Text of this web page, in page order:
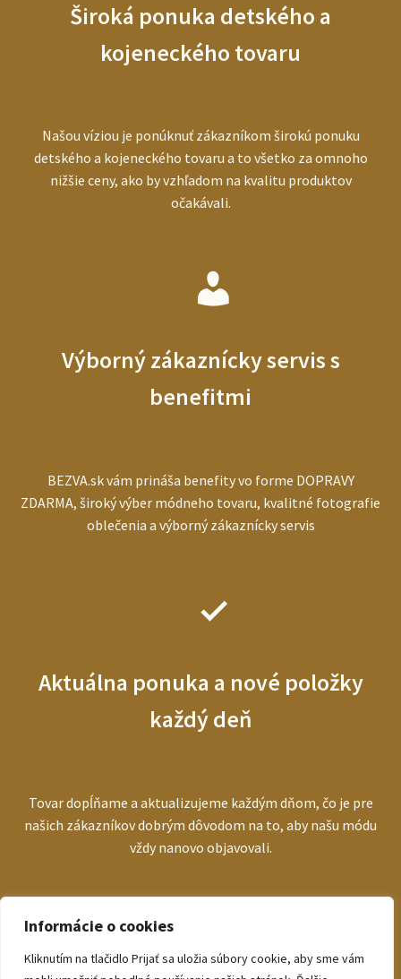
Informácie o cookies
Kliknutím na tlačidlo Prijať sa uložia súbory cookie, aby sme vám
Široká ponuka detského a
kojeneckého tovaru
Našou víziou je ponúknuť zákazníkom širokú ponuku
detského a kojeneckého tovaru a to všetko za omnoho
nižšie ceny, ako by vzhľadom na kvalitu produktov
očakávali.
Výborný zákaznícky servis s
benefitmi
BEZVA.sk vám prináša benefity vo forme DOPRAVY
ZDARMA, široký výber módneho tovaru, kvalitné fotografie
oblečenia a výborný zákaznícky servis
Aktuálna ponuka a nové položky
každý deň
Tovar dopĺňame a aktualizujeme každým dňom, čo je pre
našich zákazníkov dobrým dôvodom na to, aby našu módu
vždy nanovo objavovali.
© bezva.sk 2026